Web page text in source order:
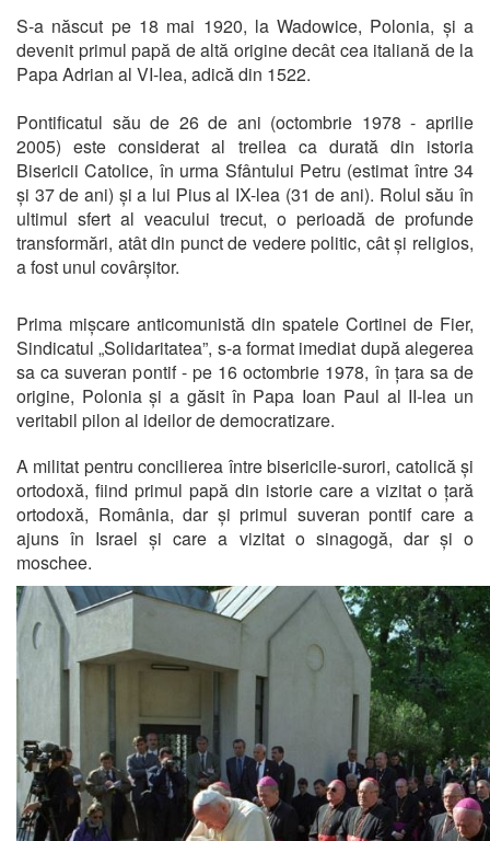
S-a născut pe 18 mai 1920, la Wadowice, Polonia, și a
devenit primul papă de altă origine decât cea italiană de la
Papa Adrian al VI-lea, adică din 1522.
Pontificatul său de 26 de ani (octombrie 1978 - aprilie
2005) este considerat al treilea ca durată din istoria
Bisericii Catolice, în urma Sfântului Petru (estimat între 34
și 37 de ani) și a lui Pius al IX-lea (31 de ani). Rolul său în
ultimul sfert al veacului trecut, o perioadă de profunde
transformări, atât din punct de vedere politic, cât și religios,
a fost unul covârșitor.
Prima mișcare anticomunistă din spatele Cortinei de Fier,
Sindicatul „Solidaritatea”, s-a format imediat după alegerea
sa ca suveran pontif - pe 16 octombrie 1978, în țara sa de
origine, Polonia și a găsit în Papa Ioan Paul al II-lea un
veritabil pilon al ideilor de democratizare.
A militat pentru concilierea între bisericile-surori, catolică și
ortodoxă, fiind primul papă din istorie care a vizitat o țară
ortodoxă, România, dar și primul suveran pontif care a
ajuns în Israel și care a vizitat o sinagogă, dar și o
moschee.